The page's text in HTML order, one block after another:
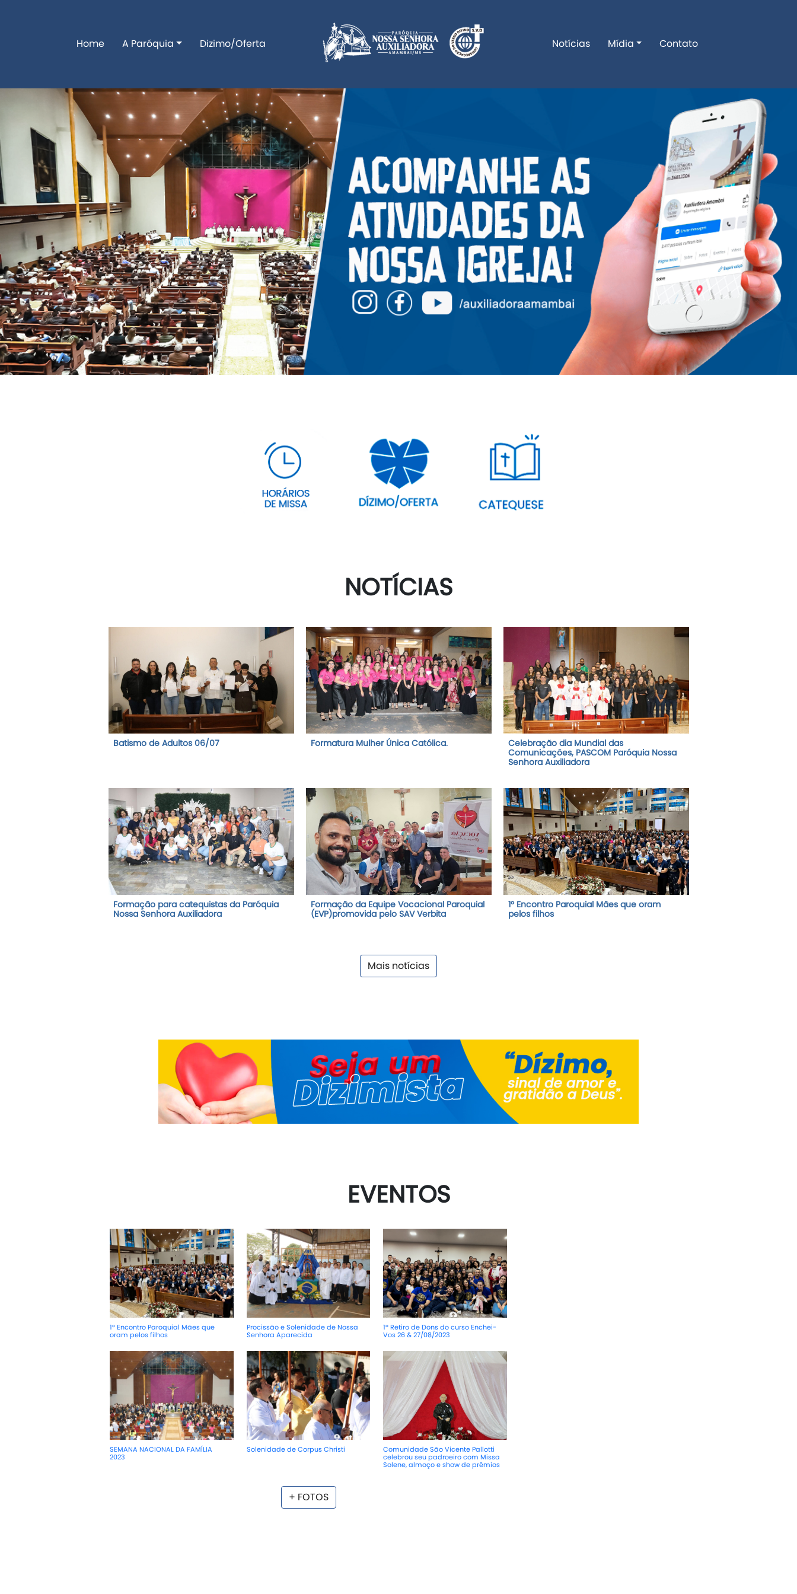
Home A Paróquia Dizimo/Oferta Notícias Mídia Contato
NOTÍCIAS
Batismo de Adultos 06/07 Formatura Mulher Única Católica.
Celebração dia Mundial das
Comunicações, PASCOM Paróquia Nossa
Senhora Auxiliadora
Formação para catequistas da Paróquia
Nossa Senhora Auxiliadora
Formação da Equipe Vocacional Paroquial
(EVP)promovida pelo SAV Verbita
1º Encontro Paroquial Mães que oram
pelos filhos
Mais notícias
EVENTOS
1º Encontro Paroquial Mães que
oram pelos filhos
Procissão e Solenidade de Nossa
Senhora Aparecida
1º Retiro de Dons do curso Enchei-
Vos 26 & 27/08/2023
SEMANA NACIONAL DA FAMÍLIA
2023
Solenidade de Corpus Christi
Comunidade São Vicente Pallotti
celebrou seu padroeiro com Missa
Solene, almoço e show de prêmios
+ FOTOS